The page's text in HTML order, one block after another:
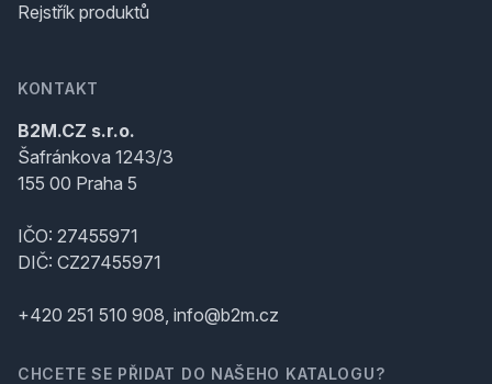
Rejstřík produktů
KONTAKT
B2M.CZ s.r.o.
Šafránkova 1243/3
155 00 Praha 5
IČO: 27455971
DIČ: CZ27455971
+420 251 510 908, info@b2m.cz
CHCETE SE PŘIDAT DO NAŠEHO KATALOGU?